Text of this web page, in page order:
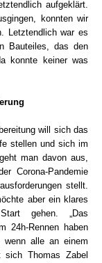
aufgeklärt.
konnten wir
Letztendlich war es
Bauteiles, das den
konnte keiner was
will sich das
stellen und sich im
man davon aus,
Corona-Pandemie
stellt.
aber ein klares
gehen. „Das
24h-Rennen haben
alle an einem
Thomas Zabel